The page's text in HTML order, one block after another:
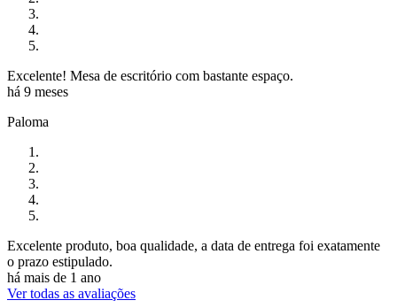
Excelente! Mesa de escritório com bastante espaço.
há 9 meses
Paloma
Excelente produto, boa qualidade, a data de entrega foi exatamente
o prazo estipulado.
há mais de 1 ano
Ver todas as avaliações